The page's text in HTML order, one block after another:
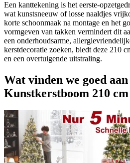
Een kanttekening is het eerste-
wat kunstsneeuw of losse naaldjes
korte schoonmaak na montage en het
vormgeven van takken vermindert dit
een onderhoudsarme,
kerstdecoratie zoeken, biedt deze 210
en een overtuigende uitstraling.
Wat vinden we goed aan
Kunstkerstboom 210 cm